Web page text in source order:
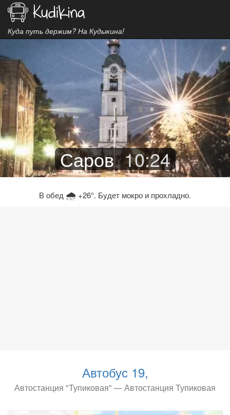
Куда путь держим? На Кудыкина!
Саров 10:24
В обед 🌧 +26°. Будет мокро и прохладно.
Автобус 19,
Автостанция "Тупиковая" — Автостанция Тупиковая